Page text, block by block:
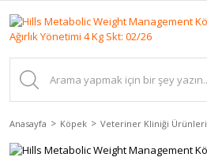
Anasayfa Köpek Veteriner Kliniği Ürünleri